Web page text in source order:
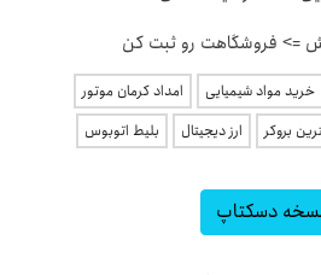
خرید مواد شیمیایی
امداد کرمان موتور
بروکر ارز دیجیتال بلیط اتوبوس
دسکتاپ